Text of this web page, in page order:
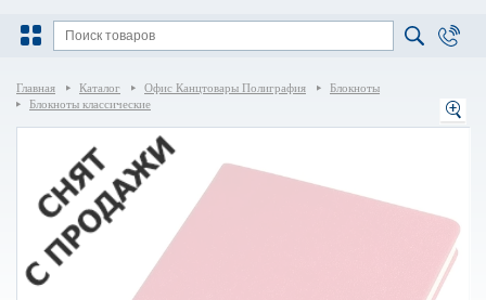
Главная Каталог Офис Канцтовары Полиграфия
Блокноты
Блокноты классические